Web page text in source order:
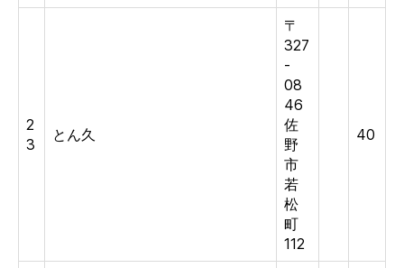
2
3
とん久
〒
327
-
08
46
佐
野
市
若
松
町
112
40